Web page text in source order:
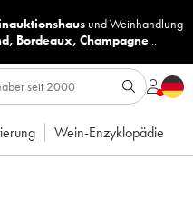
undWeinhandlung
, Bordeaux, Champagne...
Wein-Enzyklopädie